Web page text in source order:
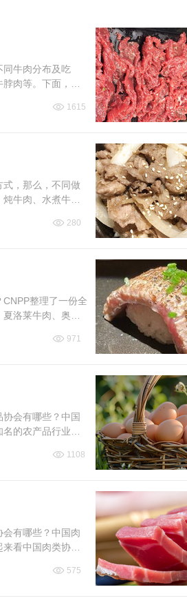
同牛肉分布及吃
肉等。下面，一
1615
，那么，不同做
牛肉、水煮牛
280
整理了一份全
洛莱牛肉、奥布
971
会有哪些？中国
的农产品行业协
1108
有哪些？中国肉
看中国肉类协会
575